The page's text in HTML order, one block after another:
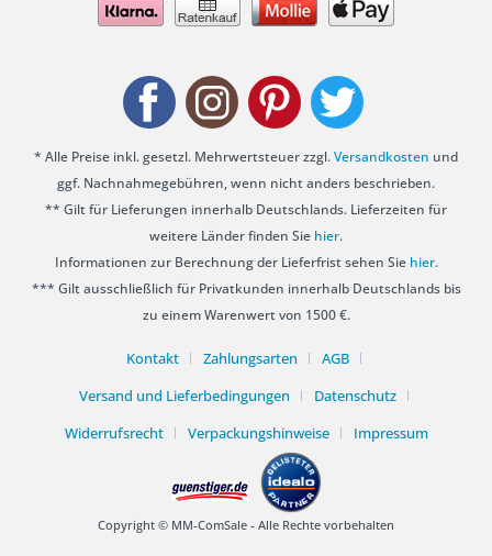
* Alle Preise inkl. gesetzl. Mehrwertsteuer zzgl.Versandkosten und
ggf. Nachnahmegebühren, wenn nicht anders beschrieben.
** Gilt für Lieferungen innerhalb Deutschlands. Lieferzeiten für
weitere Länder finden Sie hier.
Informationen zur Berechnung der Lieferfrist sehen Sie hier.
*** Gilt ausschließlich für Privatkunden innerhalb Deutschlands bis
zu einem Warenwert von 1500 €.
Kontakt Zahlungsarten
AGB
Versand und Lieferbedingungen
Datenschutz
Widerrufsrecht
Verpackungshinweise Impressum
Copyright © MM-ComSale - Alle Rechte vorbehalten